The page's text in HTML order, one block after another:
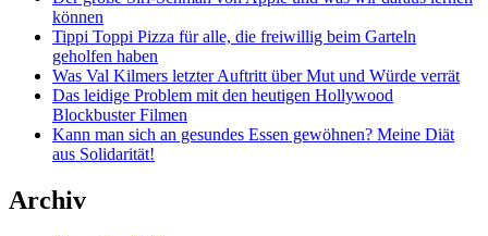
können
Tippi Toppi Pizza für alle, die freiwillig beim Garteln
geholfen haben
Was Val Kilmers letzter Auftritt über Mut und Würde verrät
Das leidige Problem mit den heutigen Hollywood
Blockbuster Filmen
Kann man sich an gesundes Essen gewöhnen? Meine Diät
aus Solidarität!
Archiv